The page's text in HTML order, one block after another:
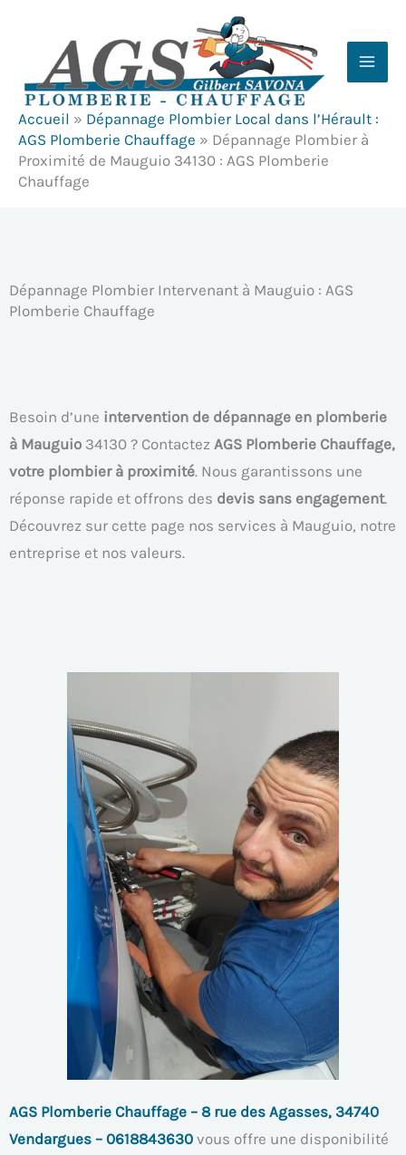
contenu
Accueil » Dépannage Plombier Local dans l’Hérault :
AGS Plomberie Chauffage » Dépannage Plombier à
Proximité de Mauguio 34130 : AGS Plomberie
Chauffage
Dépannage Plombier Intervenant à Mauguio : AGS
Plomberie Chauffage
Besoin d’une intervention de dépannage en plomberie
à Mauguio 34130 ? Contactez AGS Plomberie Chauffage,
votre plombier à proximité. Nous garantissons une
réponse rapide et offrons des devis sans engagement.
Découvrez sur cette page nos services à Mauguio, notre
entreprise et nos valeurs.
AGS Plomberie Chauffage – 8 rue des Agasses, 34740
Vendargues – 0618843630 vous offre une disponibilité